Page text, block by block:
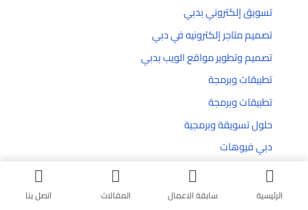
تسويق إلكتروني بدبي
تصميم متاجر إلكترونيه في دبي
تصميم وتطوير مواقع الويب بدبي
تطبيقات وبرمجة
تطبيقات وبرمجة
حلول تسويقة وبرمجية
دبي فيوهات
شركة إنشاء مواقع إلكترونية في دبي
شركة تصميم مواقع الويب في جدة
الرئيسية سابقة الاعمال المقالات اتصل بنا